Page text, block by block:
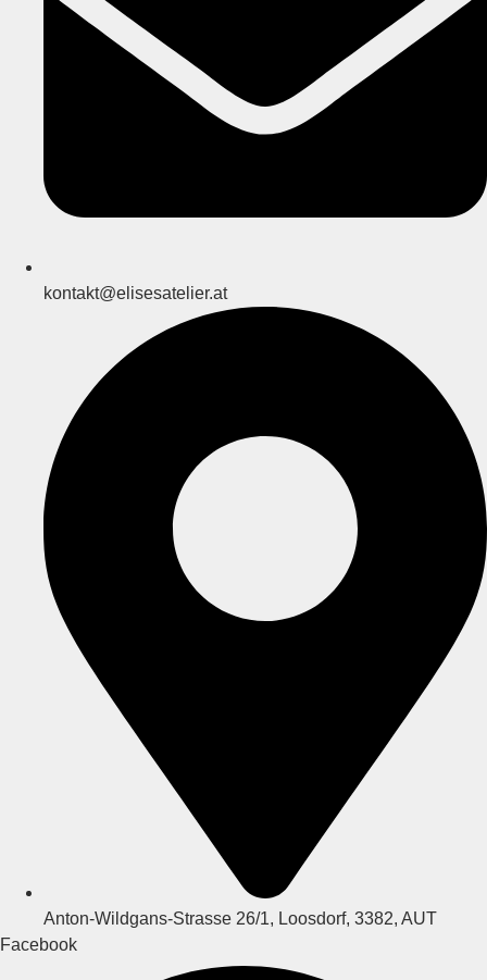
kontakt@elisesatelier.at
Anton-Wildgans-Strasse 26/1, Loosdorf, 3382, AUT
Facebook